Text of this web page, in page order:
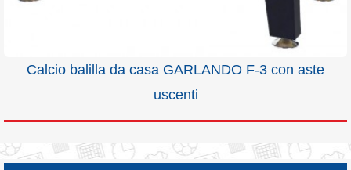
Calcio balilla da casa GARLANDO F-3 con aste
uscenti